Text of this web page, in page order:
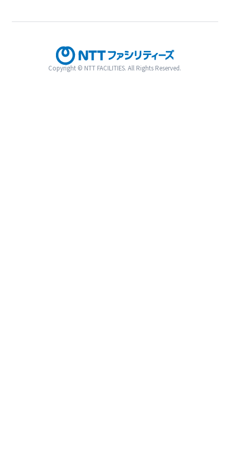
Copyright © NTT FACILITIES. All Rights Reserved.